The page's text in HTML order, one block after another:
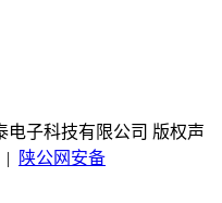
电子科技有限公司 版权声
|
陕公网安备